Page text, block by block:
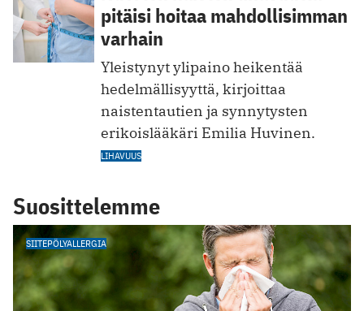
pitäisi hoitaa mahdollisimman
varhain
Yleistynyt ylipaino heikentää
hedelmällisyyttä, kirjoittaa
naistentautien ja synnytysten
erikoislääkäri Emilia Huvinen.
LIHAVUUS
Suosittelemme
SIITEPÖLYALLERGIA